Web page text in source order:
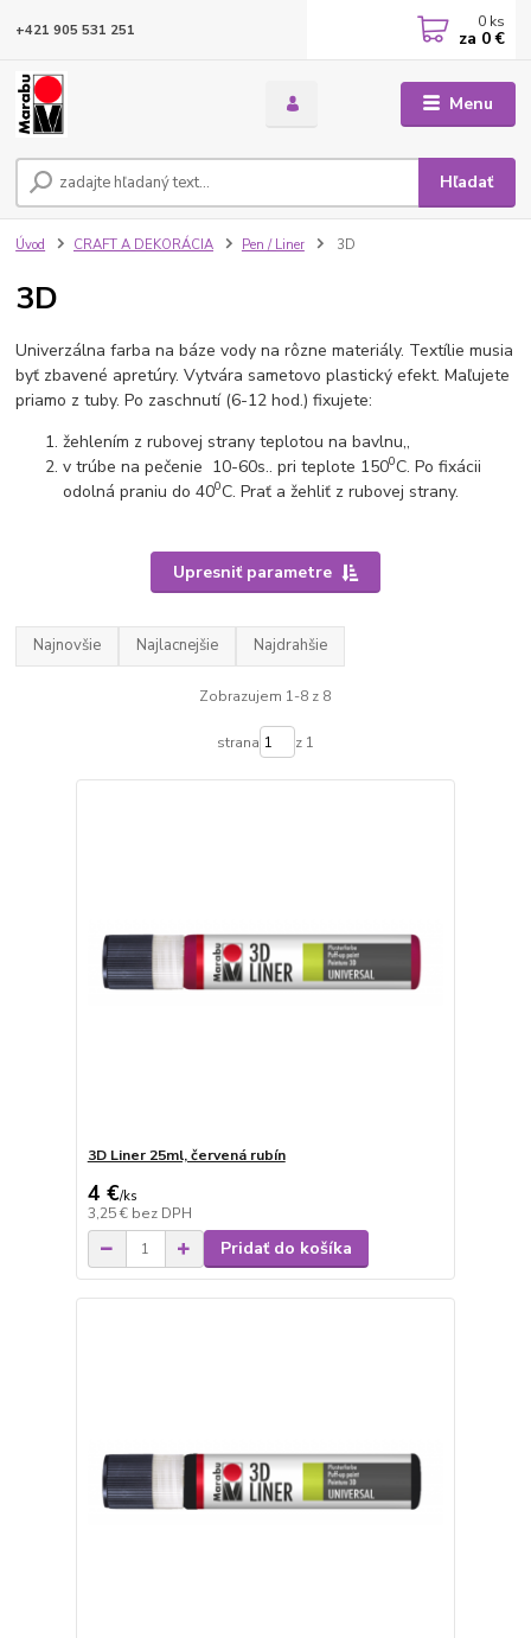
Menu
Hľadať
+421 905 531 251 0 ks
za 0 €
Úvod CRAFT A DEKORÁCIA Pen / Liner 3D
3D
Univerzálna farba na báze vody na rôzne materiály. Textílie musia
byť zbavené apretúry. Vytvára sametovo plastický efekt. Maľujete
priamo z tuby. Po zaschnutí (6-12 hod.) fixujete:
žehlením z rubovej strany teplotou na bavlnu,,
v trúbe na pečenie 10-60s.. pri teplote 1500C. Po fixácii
odolná praniu do 400C. Prať a žehliť z rubovej strany.
Upresniť parametre
Najnovšie Najlacnejšie Najdrahšie
Zobrazujem 1-8 z 8
strana z 1
3D Liner 25ml, červená rubín
4 €/ks
3,25 € bez DPH
Pridať do košíka